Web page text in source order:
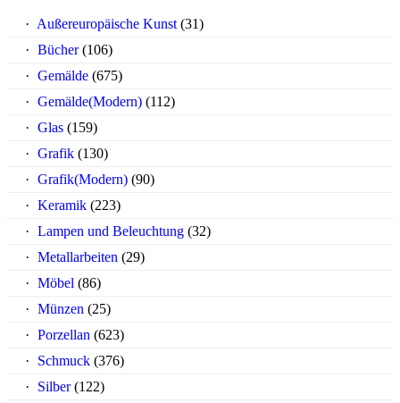
Außereuropäische Kunst (31)
Bücher (106)
Gemälde (675)
Gemälde(Modern) (112)
Glas (159)
Grafik (130)
Grafik(Modern) (90)
Keramik (223)
Lampen und Beleuchtung (32)
Metallarbeiten (29)
Möbel (86)
Münzen (25)
Porzellan (623)
Schmuck (376)
Silber (122)